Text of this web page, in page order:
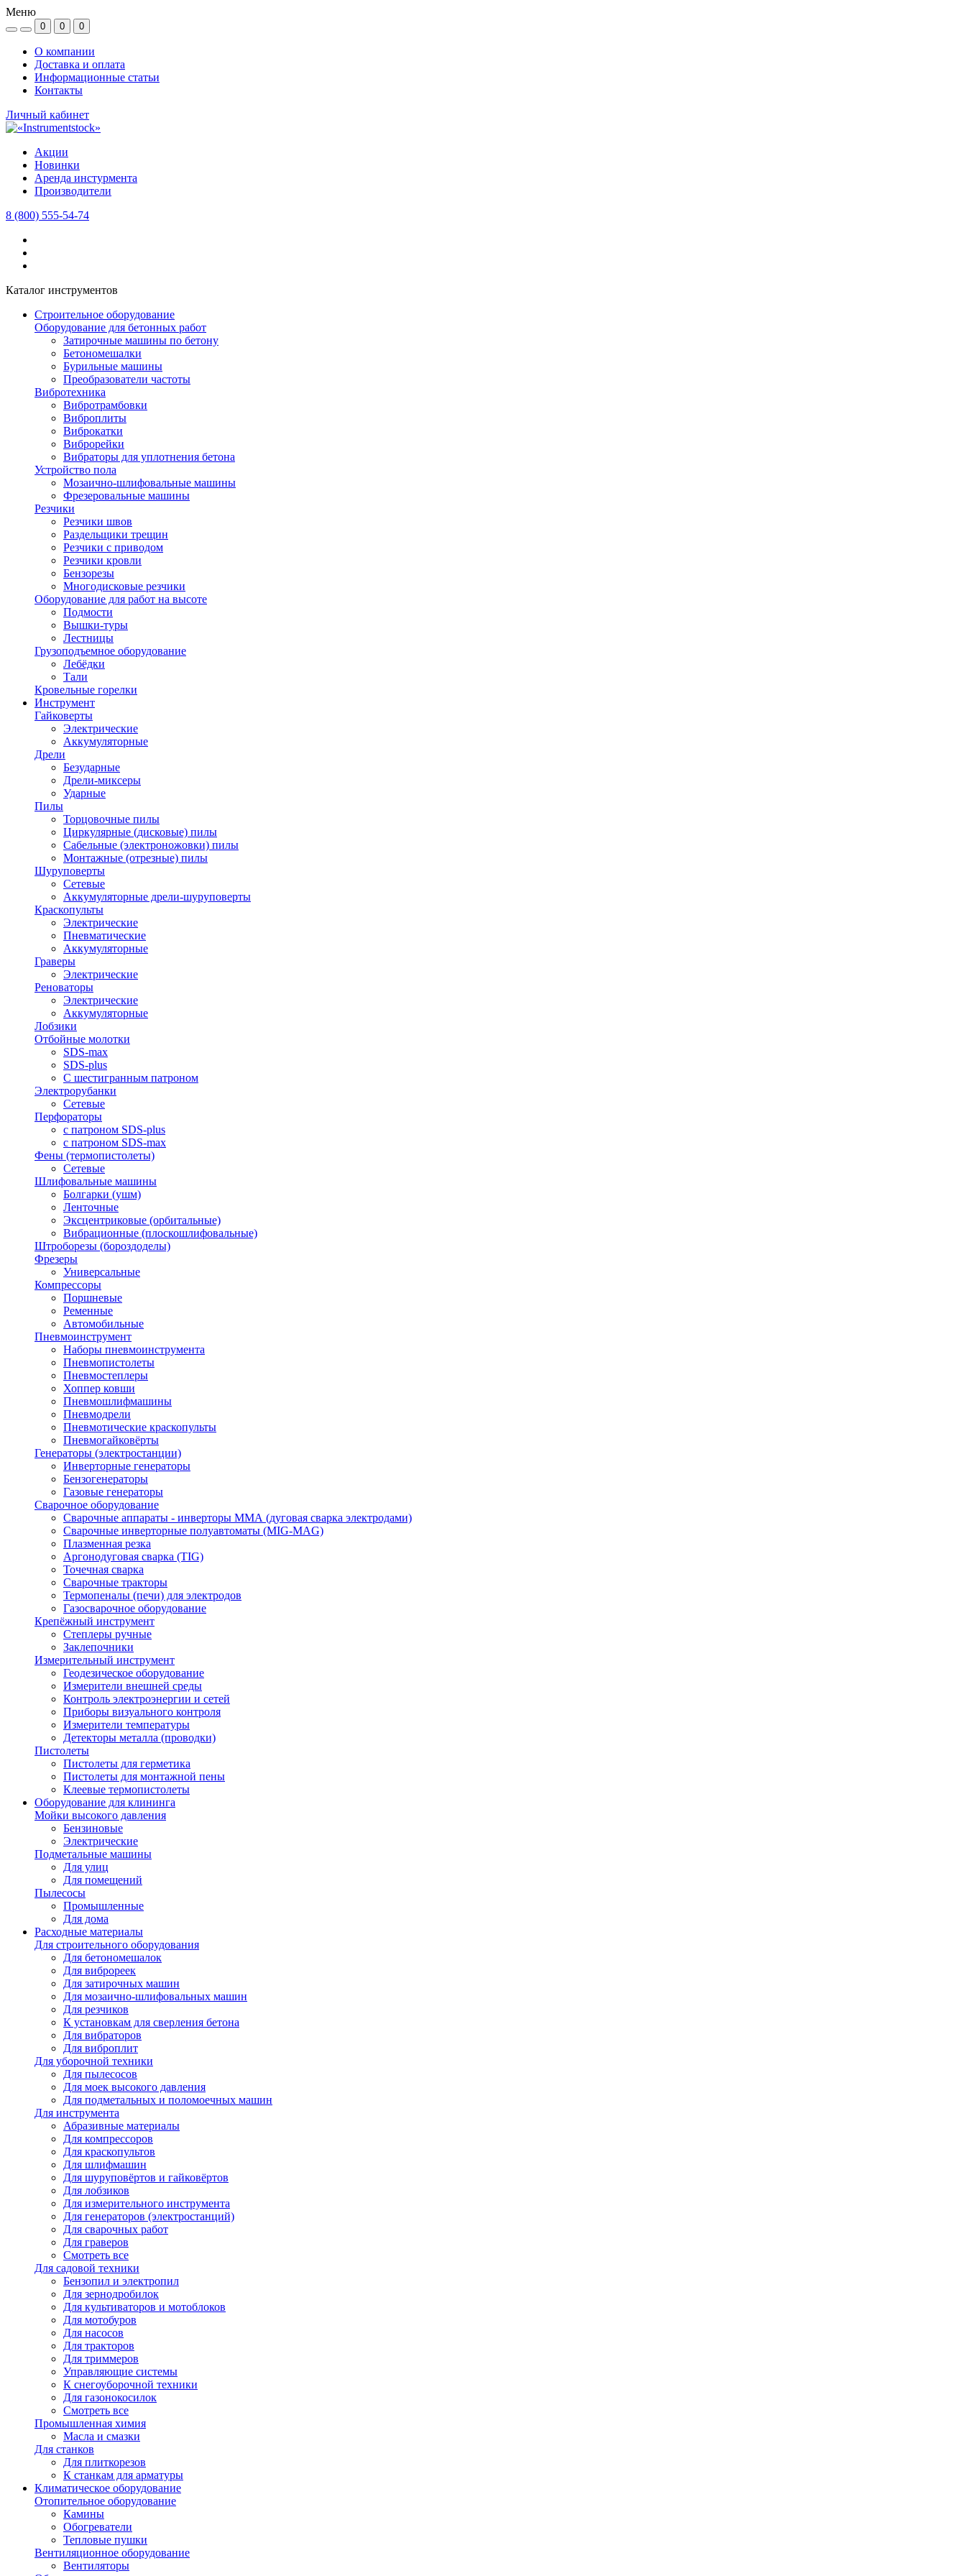
Меню
0 0 0
О компании
Доставка и оплата
Информационные статьи
Контакты
Личный кабинет
Акции
Новинки
Аренда инстурмента
Производители
8 (800) 555-54-74
Каталог инструментов
Строительное оборудование
Оборудование для бетонных работ
Затирочные машины по бетону
Бетономешалки
Бурильные машины
Преобразователи частоты
Вибротехника
Вибротрамбовки
Виброплиты
Виброкатки
Виброрейки
Вибраторы для уплотнения бетона
Устройство пола
Мозаично-шлифовальные машины
Фрезеровальные машины
Резчики
Резчики швов
Раздельщики трещин
Резчики с приводом
Резчики кровли
Бензорезы
Многодисковые резчики
Оборудование для работ на высоте
Подмости
Вышки-туры
Лестницы
Грузоподъемное оборудование
Лебёдки
Тали
Кровельные горелки
Инструмент
Гайковерты
Электрические
Аккумуляторные
Дрели
Безударные
Дрели-миксеры
Ударные
Пилы
Торцовочные пилы
Циркулярные (дисковые) пилы
Сабельные (электроножовки) пилы
Монтажные (отрезные) пилы
Шуруповерты
Сетевые
Аккумуляторные дрели-шуруповерты
Краскопульты
Электрические
Пневматические
Аккумуляторные
Граверы
Электрические
Реноваторы
Электрические
Аккумуляторные
Лобзики
Отбойные молотки
SDS-max
SDS-plus
С шестигранным патроном
Электрорубанки
Сетевые
Перфораторы
с патроном SDS-plus
с патроном SDS-max
Фены (термопистолеты)
Сетевые
Шлифовальные машины
Болгарки (ушм)
Ленточные
Эксцентриковые (орбитальные)
Вибрационные (плоскошлифовальные)
Штроборезы (бороздоделы)
Фрезеры
Универсальные
Компрессоры
Поршневые
Ременные
Автомобильные
Пневмоинструмент
Наборы пневмоинструмента
Пневмопистолеты
Пневмостеплеры
Хоппер ковши
Пневмошлифмашины
Пневмодрели
Пневмотические краскопульты
Пневмогайковёрты
Генераторы (электростанции)
Инверторные генераторы
Бензогенераторы
Газовые генераторы
Сварочное оборудование
Сварочные аппараты - инверторы ММА (дуговая сварка электродами)
Сварочные инверторные полуавтоматы (MIG-MAG)
Плазменная резка
Аргонодуговая сварка (TIG)
Точечная сварка
Сварочные тракторы
Термопеналы (печи) для электродов
Газосварочное оборудование
Крепёжный инструмент
Степлеры ручные
Заклепочники
Измерительный инструмент
Геодезическое оборудование
Измерители внешней среды
Контроль электроэнергии и сетей
Приборы визуального контроля
Измерители температуры
Детекторы металла (проводки)
Пистолеты
Пистолеты для герметика
Пистолеты для монтажной пены
Клеевые термопистолеты
Оборудование для клининга
Мойки высокого давления
Бензиновые
Электрические
Подметальные машины
Для улиц
Для помещений
Пылесосы
Промышленные
Для дома
Расходные материалы
Для строительного оборудования
Для бетономешалок
Для виброреек
Для затирочных машин
Для мозаично-шлифовальных машин
Для резчиков
К установкам для сверления бетона
Для вибраторов
Для виброплит
Для уборочной техники
Для пылесосов
Для моек высокого давления
Для подметальных и поломоечных машин
Для инструмента
Абразивные материалы
Для компрессоров
Для краскопультов
Для шлифмашин
Для шуруповёртов и гайковёртов
Для лобзиков
Для измерительного инструмента
Для генераторов (электростанций)
Для сварочных работ
Для граверов
Смотреть все
Для садовой техники
Бензопил и электропил
Для зернодробилок
Для культиваторов и мотоблоков
Для мотобуров
Для насосов
Для тракторов
Для триммеров
Управляющие системы
К снегоуборочной техники
Для газонокосилок
Смотреть все
Промышленная химия
Масла и смазки
Для станков
Для плиткорезов
К станкам для арматуры
Климатическое оборудование
Отопительное оборудование
Камины
Обогреватели
Тепловые пушки
Вентиляционное оборудование
Вентиляторы